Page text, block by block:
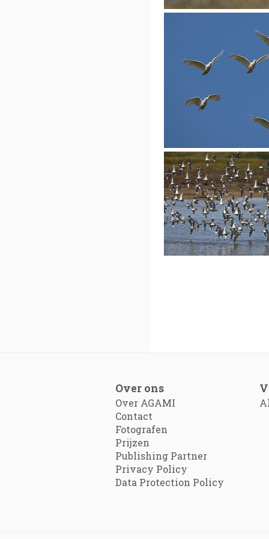
Over ons
Over AGAMI
Contact
Fotografen
Prijzen
Publishing Partner
Privacy Policy
Data Protection Policy